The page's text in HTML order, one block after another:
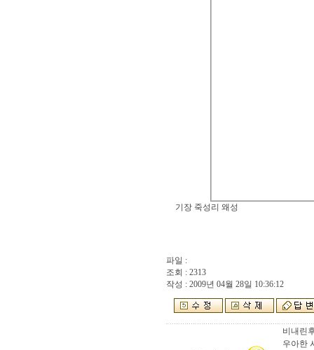
기장 죽성리 왜성
파일 :
조회 : 2313
작성 : 2009년 04월 28일 10:36:12
비내린
우아한